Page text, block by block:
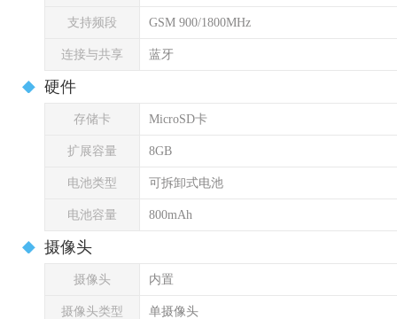
支持频段 GSM 900/1800MHz
连接与共享 蓝牙
硬件
存储卡 MicroSD卡
扩展容量 8GB
电池类型 可拆卸式电池
电池容量 800mAh
摄像头
摄像头 内置
摄像头类型 单摄像头